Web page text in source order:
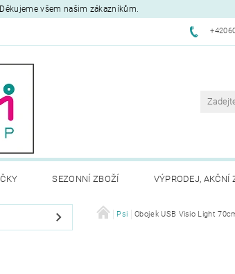
všem našim zákazníkům.
SEZONNÍ ZBOŽÍ VÝPRODEJ, AKČNÍ
VÝCVIK OBCHODNÍ PODMÍNKY
Psi Obojek USB Visio Light